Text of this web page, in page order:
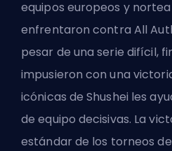
equipos europeos y
enfrentaron contra All
pesar de una serie difícil,
impusieron con una
icónicas de Shushei les
de equipo decisivas. La
estándar de los torneos de